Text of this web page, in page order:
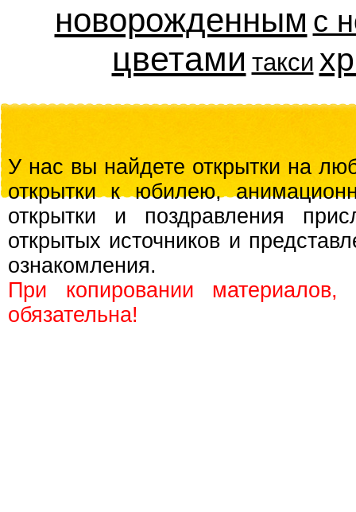
новорожденным с
цветами такси
У нас вы найдете открытки на
открытки к юбилею,
открытки и поздравления
открытых источников и
ознакомления.
При копировании
обязательна!